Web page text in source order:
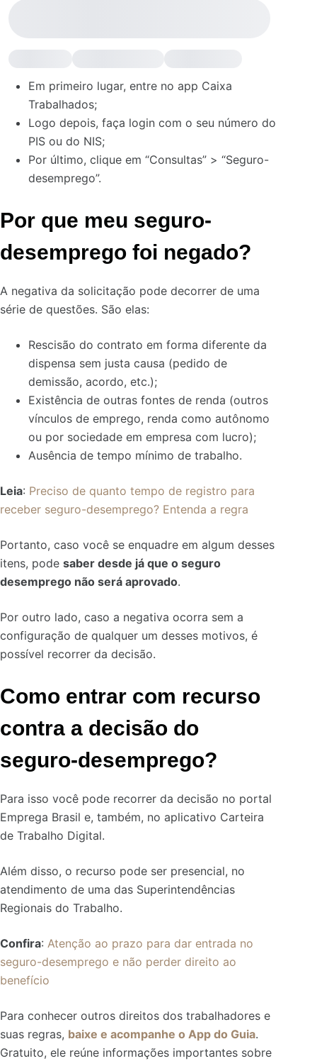
Em primeiro lugar, entre no app Caixa
Trabalhados;
Logo depois, faça login com o seu número do
PIS ou do NIS;
Por último, clique em “Consultas” > “Seguro-
desemprego”.
Por que meu seguro-
desemprego foi negado?
A negativa da solicitação pode decorrer de uma
série de questões. São elas:
Rescisão do contrato em forma diferente da
dispensa sem justa causa (pedido de
demissão, acordo, etc.);
Existência de outras fontes de renda (outros
vínculos de emprego, renda como autônomo
ou por sociedade em empresa com lucro);
Ausência de tempo mínimo de trabalho.
Leia: Preciso de quanto tempo de registro para
receber seguro-desemprego? Entenda a regra
Portanto, caso você se enquadre em algum desses
itens, pode saber desde já que o seguro
desemprego não será aprovado.
Por outro lado, caso a negativa ocorra sem a
configuração de qualquer um desses motivos, é
possível recorrer da decisão.
Como entrar com recurso
contra a decisão do
seguro-desemprego?
Para isso você pode recorrer da decisão no portal
Emprega Brasil e, também, no aplicativo Carteira
de Trabalho Digital.
Além disso, o recurso pode ser presencial, no
atendimento de uma das Superintendências
Regionais do Trabalho.
Confira: Atenção ao prazo para dar entrada no
seguro-desemprego e não perder direito ao
benefício
Para conhecer outros direitos dos trabalhadores e
suas regras, baixe e acompanhe o App do Guia.
Gratuito, ele reúne informações importantes sobre